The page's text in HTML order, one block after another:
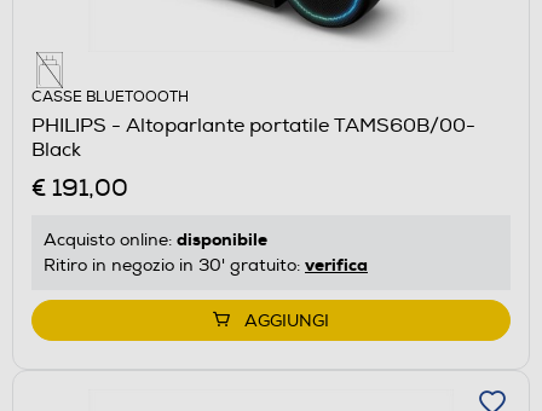
CASSE BLUETOOOTH
PHILIPS - Altoparlante portatile TAMS60B/00-
Black
€ 191,00
Acquisto online: disponibile
Ritiro in negozio in 30' gratuito: verifica
AGGIUNGI